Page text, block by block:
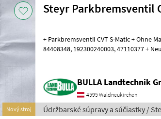
Nový stroj
Steyr Parkbremsventil
+ Parkbremsventil CVT S-Matic + Ohne
84408348, 192300240003, 47110377 + Neuteil Údržbarské súpravy a
BULLA Landtechnik
4595 Waldneukirchen
Údržbarské súpravy a súčiastky /